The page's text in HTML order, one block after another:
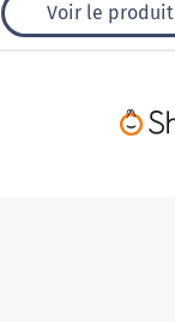
Voir le produit